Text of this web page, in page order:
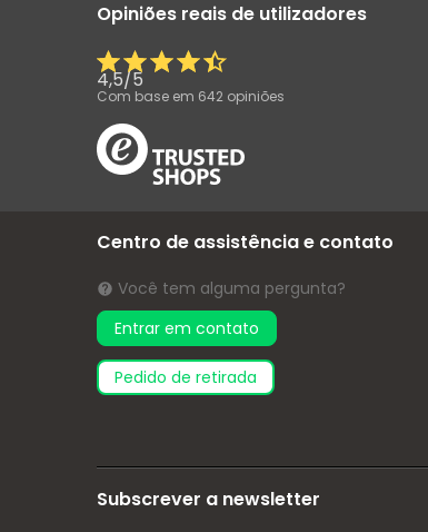
Opiniões reais de utilizadores
4,5/5
Com base em 642 opiniões
Centro de assistência e contato
Você tem alguma pergunta?
Entrar em contato
pedido de retirada
Subscrever a newsletter